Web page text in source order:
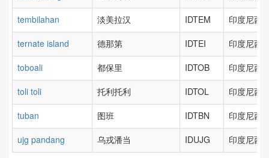
tembilahan
淡美拉汉 IDTEM
印度尼西
ternate island
德那第 IDTEI
印度尼西
toboali
都保里 IDTOB
印度尼西
toli toli
托利托利 IDTOL
印度尼西
tuban
图班 IDTBN
印度尼西
ujg pandang
乌戎潘当 IDUJG 印度尼西